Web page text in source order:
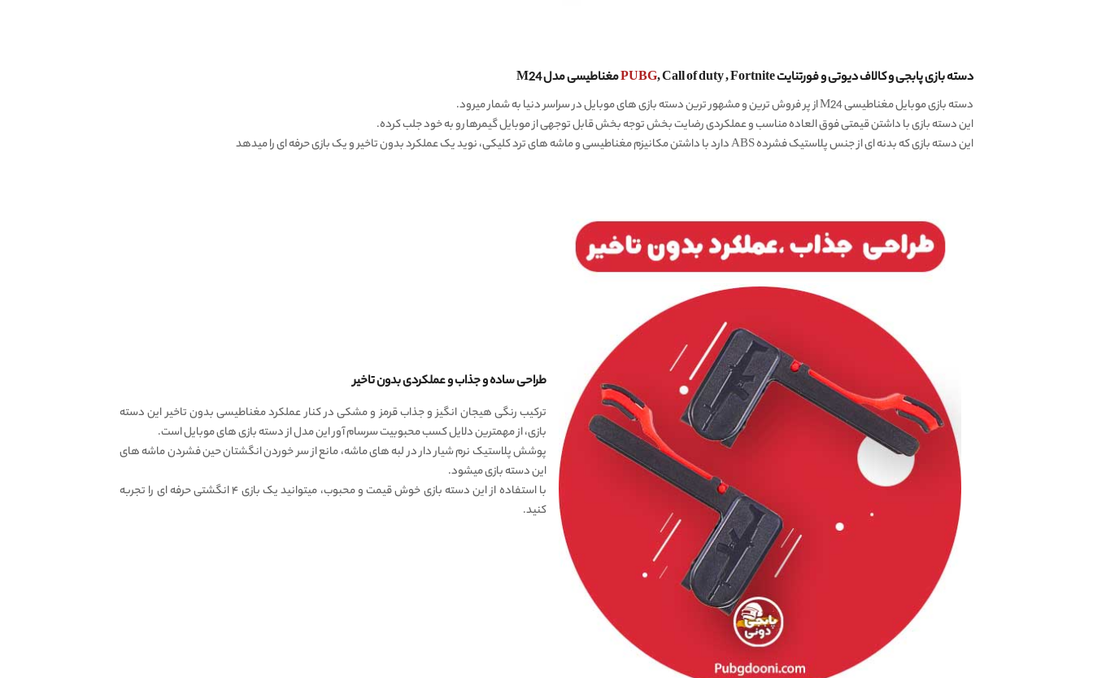
دسته بازی پابجی و کالاف دیوتی و فورتنایت PUBG, Call of duty , Fortnite مغناطیسی مدل M24
دسته بازی موبایل مغناطیسی M24 از پر فروش ترین و مشهور ترین دسته بازی های موبایل در سراسر دنیا به شمار میرود.
این دسته بازی با داشتن قیمتی فوق العاده مناسب و عملکردی رضایت بخش توجه بخش قابل توجهی از موبایل گیمرها رو به خود جلب کرده.
این دسته بازی که بدنه ای از جنس پلاستیک فشرده ABS دارد با داشتن مکانیزم مغناطیسی و ماشه های ترد کلیکی، نوید یک عملکرد بدون تاخیر و یک بازی حرفه ای را میدهد
طراحی ساده و جذاب و عملکردی بدون تاخیر
ترکیب رنگی هیجان انگیز و جذاب قرمز و مشکی در کنار عملکرد مغناطیسی بدون تاخیر این دسته
بازی، از مهمترین دلایل کسب محبوبیت سرسام آور این مدل از دسته بازی های موبایل است.
پوشش پلاستیک نرم شیار دار در لبه های ماشه، مانع از سر خوردن انگشتان حین فشردن ماشه های
این دسته بازی میشود.
با استفاده از این دسته بازی خوش قیمت و محبوب، میتوانید یک بازی ۴ انگشتی حرفه ای را تجربه
کنید.